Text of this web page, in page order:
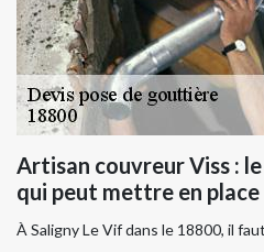
Artisan couvreur Viss :
qui peut mettre en
À Saligny Le Vif dans le 18800, il